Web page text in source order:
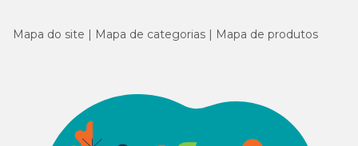
Mapa do site Mapa de categorias Mapa de produtos